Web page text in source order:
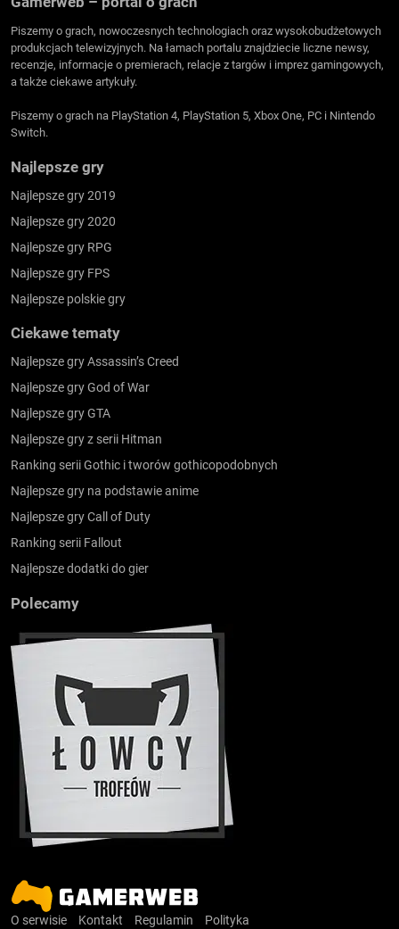
Piszemy o grach, nowoczesnych technologiach oraz wysokobudżetowych
produkcjach telewizyjnych. Na łamach portalu znajdziecie liczne newsy,
recenzje, informacje o premierach, relacje z targów i imprez gamingowych,
a także ciekawe artykuły.
Piszemy o grach na PlayStation 4, PlayStation 5, Xbox One, PC i Nintendo
Switch.
Najlepsze gry
Najlepsze gry 2019
Najlepsze gry 2020
Najlepsze gry RPG
Najlepsze gry FPS
Najlepsze polskie gry
Ciekawe tematy
Najlepsze gry Assassin’s Creed
Najlepsze gry God of War
Najlepsze gry GTA
Najlepsze gry z serii Hitman
Ranking serii Gothic i tworów gothicopodobnych
Najlepsze gry na podstawie anime
Najlepsze gry Call of Duty
Ranking serii Fallout
Najlepsze dodatki do gier
Polecamy
O serwisie Kontakt Regulamin Polityka